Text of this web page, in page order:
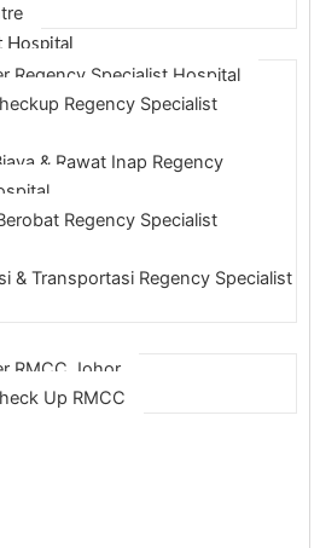
Hospital
Regency Specialist Hospital
Regency Specialist
& Rawat Inap Regency
Regency Specialist
& Transportasi Regency Specialist
RMCC Johor
Up RMCC